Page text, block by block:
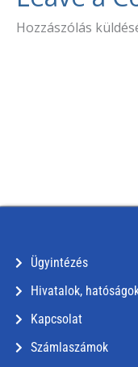
Hozzászólás
Ügyintézés
Hivatalok,
Kapcsolat
Számlaszámok